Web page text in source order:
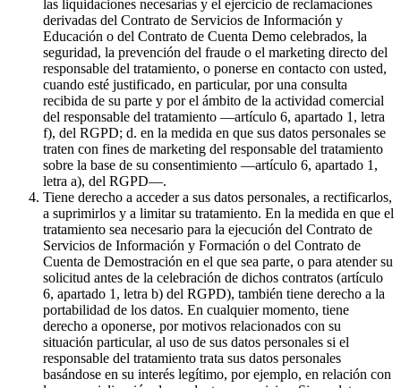
las liquidaciones necesarias y el ejercicio de reclamaciones
derivadas del Contrato de Servicios de Información y
Educación o del Contrato de Cuenta Demo celebrados, la
seguridad, la prevención del fraude o el marketing directo del
responsable del tratamiento, o ponerse en contacto con usted,
cuando esté justificado, en particular, por una consulta
recibida de su parte y por el ámbito de la actividad comercial
del responsable del tratamiento —artículo 6, apartado 1, letra
f), del RGPD; d. en la medida en que sus datos personales se
traten con fines de marketing del responsable del tratamiento
sobre la base de su consentimiento —artículo 6, apartado 1,
letra a), del RGPD—.
Tiene derecho a acceder a sus datos personales, a rectificarlos,
a suprimirlos y a limitar su tratamiento. En la medida en que el
tratamiento sea necesario para la ejecución del Contrato de
Servicios de Información y Formación o del Contrato de
Cuenta de Demostración en el que sea parte, o para atender su
solicitud antes de la celebración de dichos contratos (artículo
6, apartado 1, letra b) del RGPD), también tiene derecho a la
portabilidad de los datos. En cualquier momento, tiene
derecho a oponerse, por motivos relacionados con su
situación particular, al uso de sus datos personales si el
responsable del tratamiento trata sus datos personales
basándose en su interés legítimo, por ejemplo, en relación con